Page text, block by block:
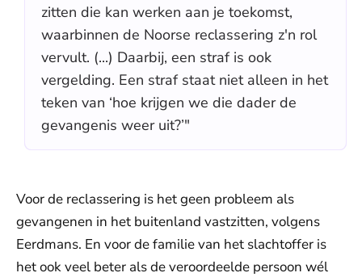
zitten die kan werken aan je toekomst,
waarbinnen de Noorse reclassering z'n rol
vervult. (...) Daarbij, een straf is ook
vergelding. Een straf staat niet alleen in het
teken van ‘hoe krijgen we die dader de
gevangenis weer uit?’"
Voor de reclassering is het geen probleem als
gevangenen in het buitenland vastzitten, volgens
Eerdmans. En voor de familie van het slachtoffer is
het ook veel beter als de veroordeelde persoon wél